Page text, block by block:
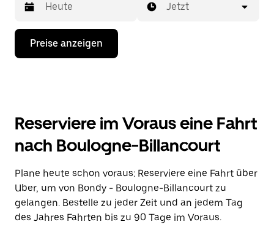
Drücke
Nach-
Kalender
interagieren
ein
Datum
auszuwählen.
Drücke
die
Escape-
Jetzt
Preise anzeigen
Reserviere im Voraus eine Fahrt
nach Boulogne-Billancourt
Plane heute schon voraus: Reserviere eine Fahrt über
Uber, um von Bondy - Boulogne-Billancourt zu
gelangen. Bestelle zu jeder Zeit und an jedem Tag
des Jahres Fahrten bis zu 90 Tage im Voraus.